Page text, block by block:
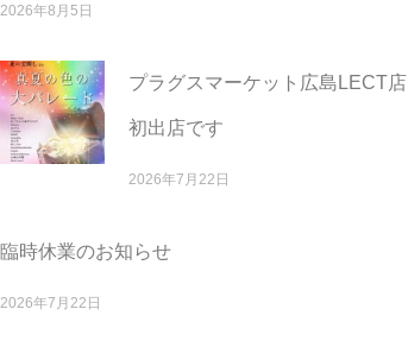
2026年8月5日
プラグスマーケット広島LECT店
初出店です
2026年7月22日
臨時休業のお知らせ
2026年7月22日